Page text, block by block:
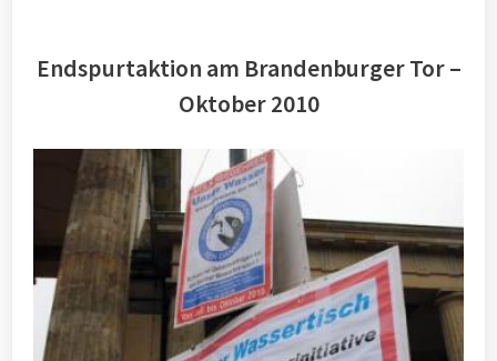
Endspurtaktion am Brandenburger Tor –
Oktober 2010